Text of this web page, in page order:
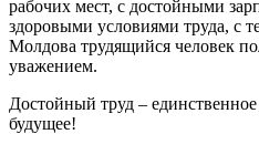
рабочих мест, с достойными
здоровыми условиями труда, с
Молдова трудящийся человек
уважением.
Достойный труд –
будущее!